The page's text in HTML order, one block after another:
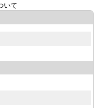
いて